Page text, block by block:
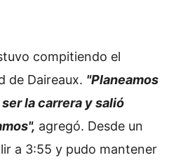
compitiendo el
de Daireaux. "Planeamos
la carrera y salió
agregó. Desde un
a 3:55 y pudo mantener